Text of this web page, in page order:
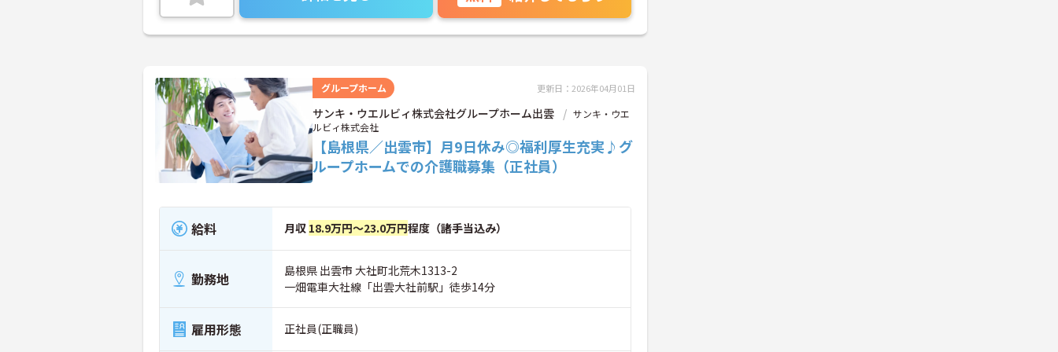
グループホーム 更新日：2026年04月01日
サンキ・ウエルビィ株式会社グループホーム出雲
サンキ・ウエ
ルビィ株式会社
【島根県／出雲市】月9日休み◎福利厚生充実♪グ
ループホームでの介護職募集（正社員）
給料 月収 18.9万円～23.0万円程度（諸手当込み）
勤務地
島根県 出雲市 大社町北荒木1313-2
一畑電車大社線「出雲大社前駅」徒歩14分
雇用形態 正社員(正職員)